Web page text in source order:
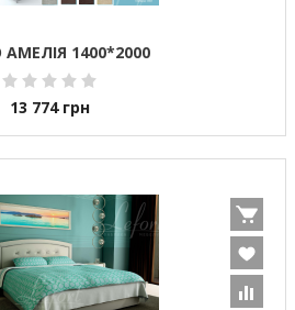
1400*2000
13 774 грн